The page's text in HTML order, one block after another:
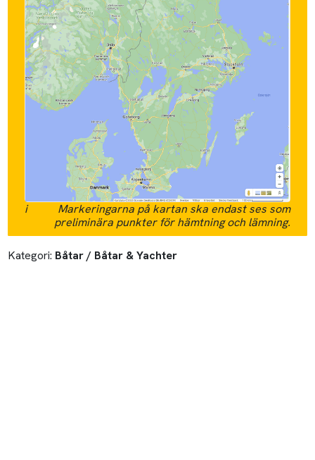
i
Markeringarna på kartan ska endast ses som
preliminära punkter för hämtning och lämning.
Kategori: Båtar / Båtar & Yachter